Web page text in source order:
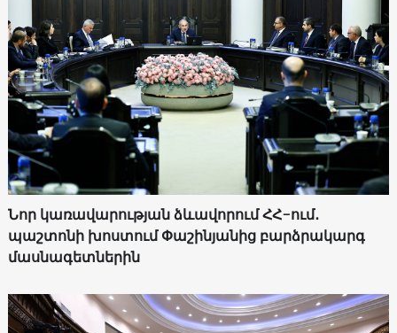
Նոր կառավարության ձևավորում ՀՀ-ում․
պաշտոնի խոստում Փաշինյանից բարձրակարգ
մասնագետներին